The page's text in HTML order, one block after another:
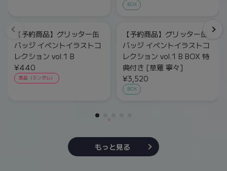
BOX
【予約商品】グリッター缶
バッジ イベントイラストコ
レクション vol.1 B
¥440
単品（ランダム）
【予約商品】グリッター缶
バッジ イベントイラストコ
レクション vol.1 B BOX 特
典付き [草薙 寧々]
¥3,520
BOX
もっと見る